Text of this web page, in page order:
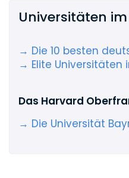
Universitäten
→ Die 10 besten
→ Elite Universitäten
Das Harvard
→ Die Universität